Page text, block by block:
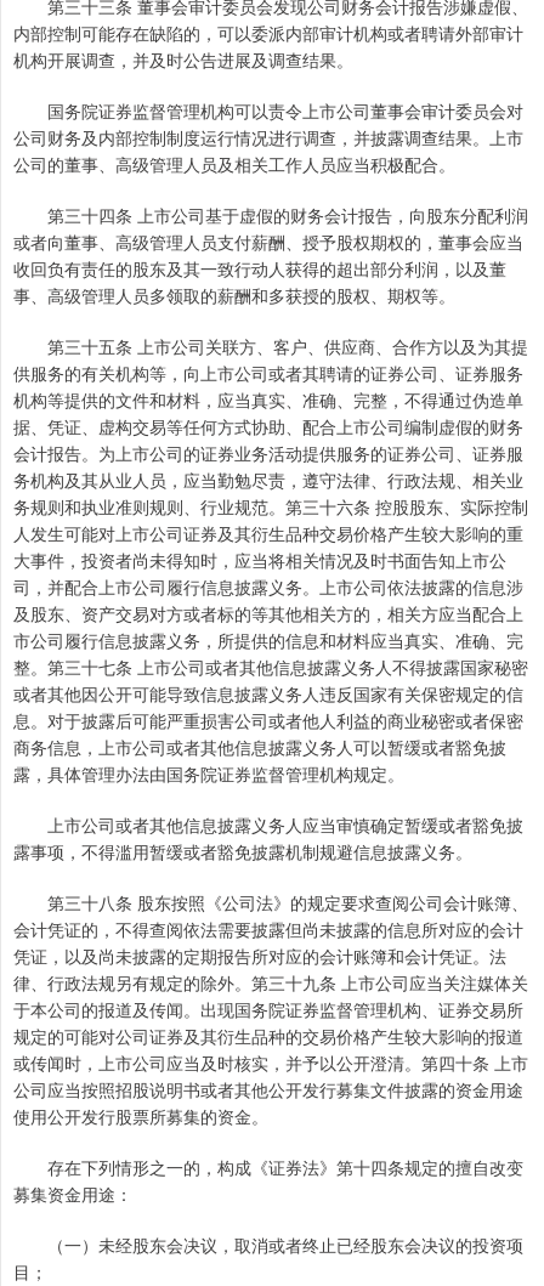
第三十三条 董事会审计委员会发现公司财务会计报告涉嫌虚假、
内部控制可能存在缺陷的，可以委派内部审计机构或者聘请外部审计
机构开展调查，并及时公告进展及调查结果。
国务院证券监督管理机构可以责令上市公司董事会审计委员会对
公司财务及内部控制制度运行情况进行调查，并披露调查结果。上市
公司的董事、高级管理人员及相关工作人员应当积极配合。
第三十四条 上市公司基于虚假的财务会计报告，向股东分配利润
或者向董事、高级管理人员支付薪酬、授予股权期权的，董事会应当
收回负有责任的股东及其一致行动人获得的超出部分利润，以及董
事、高级管理人员多领取的薪酬和多获授的股权、期权等。
第三十五条 上市公司关联方、客户、供应商、合作方以及为其提
供服务的有关机构等，向上市公司或者其聘请的证券公司、证券服务
机构等提供的文件和材料，应当真实、准确、完整，不得通过伪造单
据、凭证、虚构交易等任何方式协助、配合上市公司编制虚假的财务
会计报告。为上市公司的证券业务活动提供服务的证券公司、证券服
务机构及其从业人员，应当勤勉尽责，遵守法律、行政法规、相关业
务规则和执业准则规则、行业规范。第三十六条 控股股东、实际控制
人发生可能对上市公司证券及其衍生品种交易价格产生较大影响的重
大事件，投资者尚未得知时，应当将相关情况及时书面告知上市公
司，并配合上市公司履行信息披露义务。上市公司依法披露的信息涉
及股东、资产交易对方或者标的等其他相关方的，相关方应当配合上
市公司履行信息披露义务，所提供的信息和材料应当真实、准确、完
整。第三十七条 上市公司或者其他信息披露义务人不得披露国家秘密
或者其他因公开可能导致信息披露义务人违反国家有关保密规定的信
息。对于披露后可能严重损害公司或者他人利益的商业秘密或者保密
商务信息，上市公司或者其他信息披露义务人可以暂缓或者豁免披
露，具体管理办法由国务院证券监督管理机构规定。
上市公司或者其他信息披露义务人应当审慎确定暂缓或者豁免披
露事项，不得滥用暂缓或者豁免披露机制规避信息披露义务。
第三十八条 股东按照《公司法》的规定要求查阅公司会计账簿、
会计凭证的，不得查阅依法需要披露但尚未披露的信息所对应的会计
凭证，以及尚未披露的定期报告所对应的会计账簿和会计凭证。法
律、行政法规另有规定的除外。第三十九条 上市公司应当关注媒体关
于本公司的报道及传闻。出现国务院证券监督管理机构、证券交易所
规定的可能对公司证券及其衍生品种的交易价格产生较大影响的报道
或传闻时，上市公司应当及时核实，并予以公开澄清。第四十条 上市
公司应当按照招股说明书或者其他公开发行募集文件披露的资金用途
使用公开发行股票所募集的资金。
存在下列情形之一的，构成《证券法》第十四条规定的擅自改变
募集资金用途：
（一）未经股东会决议，取消或者终止已经股东会决议的投资项
目；